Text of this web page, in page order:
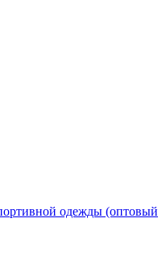
одежды (оптовый